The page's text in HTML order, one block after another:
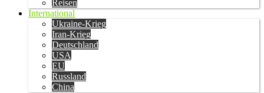
Reisen
International
Ukraine-Krieg
Iran-Krieg
Deutschland
USA
EU
Russland
China